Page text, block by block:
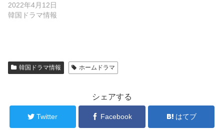
2022年4月12日
韓国ドラマ情報
韓国ドラマ情報 ホームドラマ
シェアする
Twitter Facebook はてブ